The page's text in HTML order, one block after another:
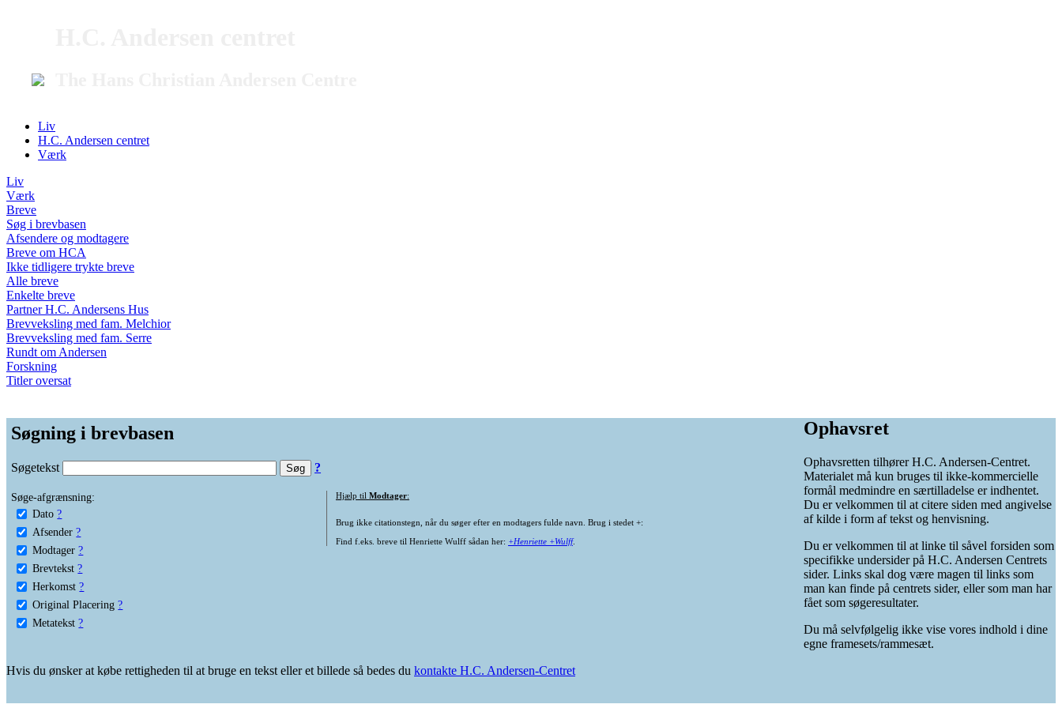
Liv
H.C. Andersen centret
Værk
Liv
Værk
Breve
Søg i brevbasen
Afsendere og modtagere
Breve om HCA
Ikke tidligere trykte breve
Alle breve
Enkelte breve
Partner H.C. Andersens Hus
Brevveksling med fam. Melchior
Brevveksling med fam. Serre
Rundt om Andersen
Forskning
Titler oversat
Søgning i brevbasen
Søgetekst ?
Søge-afgrænsning:
Dato ?
Afsender ?
Modtager ?
Brevtekst ?
Herkomst ?
Original Placering ?
Metatekst ?
Hjælp til Modtager:
Brug ikke citationstegn, når du søger efter en modtagers fulde navn. Brug i stedet +:
Find f.eks. breve til Henriette Wulff sådan her: +Henriette +Wulff.
Ophavsret
Ophavsretten tilhører H.C. Andersen-Centret.
Materialet må kun bruges til ikke-kommercielle
formål medmindre en særtilladelse er indhentet.
Du er velkommen til at citere siden med angivelse
af kilde i form af tekst og henvisning.
Du er velkommen til at linke til såvel forsiden som
specifikke undersider på H.C. Andersen Centrets
sider. Links skal dog være magen til links som
man kan finde på centrets sider, eller som man har
fået som søgeresultater.
Du må selvfølgelig ikke vise vores indhold i dine
egne framesets/rammesæt.
Hvis du ønsker at købe rettigheden til at bruge en tekst eller et billede så bedes du kontakte H.C. Andersen-Centret